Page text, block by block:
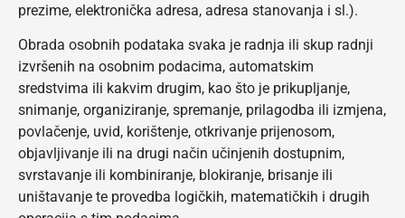
prezime, elektronička adresa, adresa stanovanja i sl.).
Obrada osobnih podataka svaka je radnja ili skup radnji
izvršenih na osobnim podacima, automatskim
sredstvima ili kakvim drugim, kao što je prikupljanje,
snimanje, organiziranje, spremanje, prilagodba ili izmjena,
povlačenje, uvid, korištenje, otkrivanje prijenosom,
objavljivanje ili na drugi način učinjenih dostupnim,
svrstavanje ili kombiniranje, blokiranje, brisanje ili
uništavanje te provedba logičkih, matematičkih i drugih